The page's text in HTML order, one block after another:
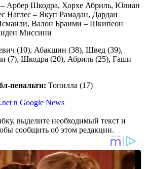
Арбер Шкодра, Хорхе Абриль, Юлиан
Наглес – Якуп Рамадан, Дардан
Валон Браими – Шкипеон
Миссини
(10), Абакшин (38), Швед (39),
(7), Шкодра (20), Абриль (25), Гаши
пенальти: Топилла (17)
в Google News
выделите необходимый текст и
сообщить об этом редакции.